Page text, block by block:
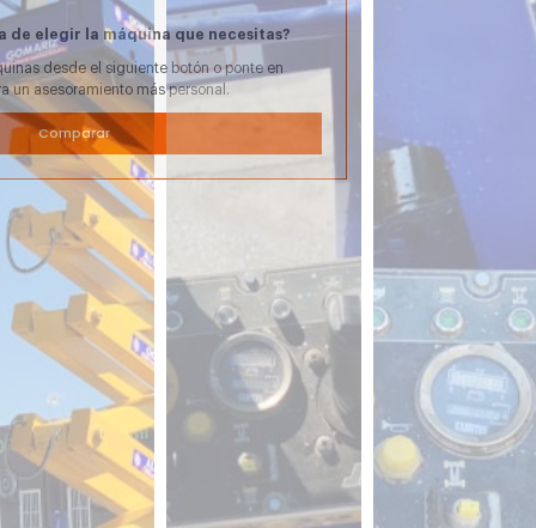
de elegir la máquina que necesitas?
desde el siguiente botón o ponte en
un asesoramiento más personal.
Comparar